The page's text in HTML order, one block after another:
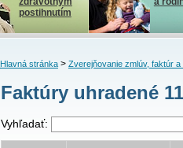
postihnutím
Hlavná stránka> Zverejňovanie zmlúv, faktúr a
Faktúry uhradené
Vyhľadať: